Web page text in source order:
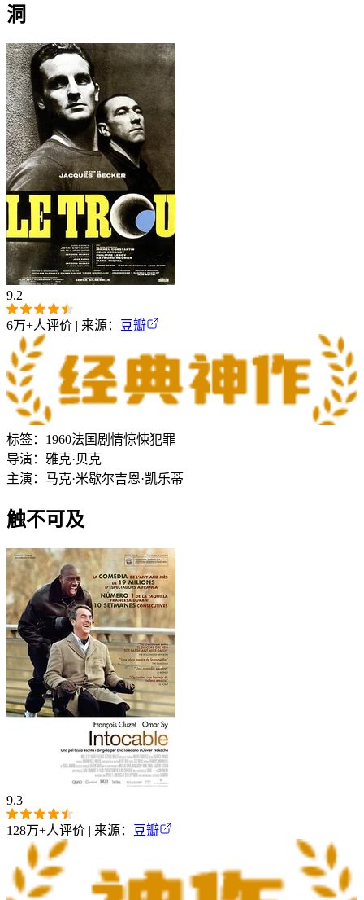
洞
9.2
6万+人评价 | 来源： 豆瓣
标签： 1960法国 剧情惊悚犯罪
导演： 雅克·贝克
主演： 马克·米歇尔吉恩·凯乐蒂
触不可及
9.3
128万+人评价 | 来源： 豆瓣